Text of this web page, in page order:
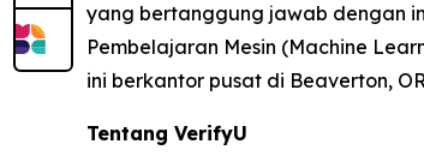
yang bertanggung jawab dengan
Pembelajaran Mesin (Machine
ini berkantor pusat di Beaverton,
Tentang VerifyU